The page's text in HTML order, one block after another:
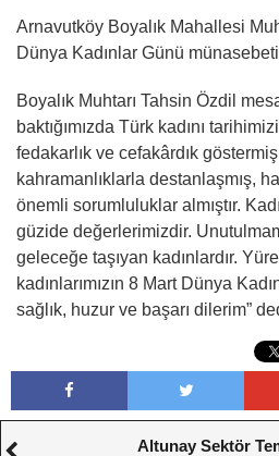
Arnavutköy Boyalık Mahallesi
Dünya Kadınlar Günü
Boyalık Muhtarı Tahsin Özdil
baktığımızda Türk kadını
fedakarlık ve cefakârdık
kahramanlıklarla destanlaşmış,
önemli sorumluluklar almıştır.
güzide değerlerimizdir.
geleceğe taşıyan kadınlardır.
kadınlarımızın 8 Mart Dünya
sağlık, huzur ve başarı dilerim”
Altunay Sektör